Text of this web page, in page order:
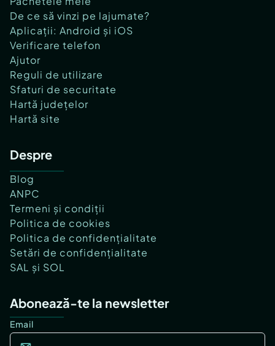
De ce să vinzi pe lajumate?
Aplicații: Android și iOS
Verificare telefon
Ajutor
Reguli de utilizare
Sfaturi de securitate
Hartă județelor
Hartă site
Despre
Blog
ANPC
Termeni și condiții
Politica de cookies
Politica de confidențialitate
Setări de confidențialitate
SAL și SOL
Abonează-te la newsletter
Email